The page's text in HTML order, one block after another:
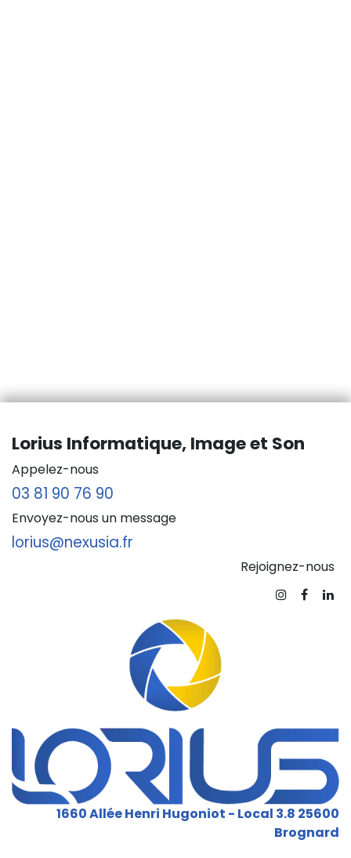
Lorius Informatique, Image et Son
Appelez-nous
03 81 90 76 90
Envoyez-nous un message
lorius@nexusia.fr
Rejoignez-nous
1660 Allée Henri Hugoniot - Local 3.8 25600
Brogna​rd